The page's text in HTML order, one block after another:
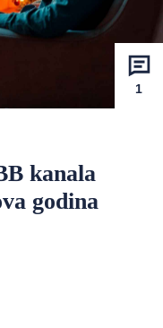
1
kanala
godina